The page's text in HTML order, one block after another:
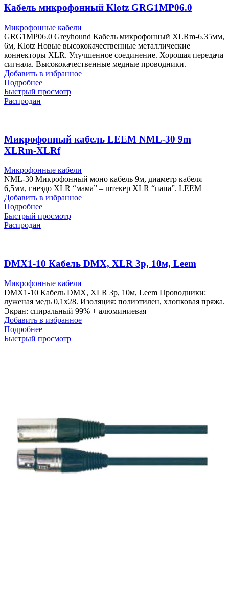
Кабель микрофонный Klotz GRG1MP06.0
Микрофонные кабели
GRG1MP06.0 Greyhound Кабель микрофонный XLRm-6.35мм,
6м, Klotz Новые высококачественные металлические
коннекторы XLR. Улучшенное соединение. Хорошая передача
сигнала. Высококачественные медные проводники.
Добавить в избранное
Подробнее
Быстрый просмотр
Распродан
Микрофонный кабель LEEM NML-30 9m
XLRm-XLRf
Микрофонные кабели
NML-30 Микрофонный моно кабель 9м, диаметр кабеля
6,5мм, гнездо XLR “мама” – штекер XLR “папа”. LEEM
Добавить в избранное
Подробнее
Быстрый просмотр
Распродан
DMX1-10 Кабель DMX, XLR 3p, 10м, Leem
Микрофонные кабели
DMX1-10 Кабель DMX, XLR 3p, 10м, Leem Проводники:
луженая медь 0,1х28. Изоляция: полиэтилен, хлопковая пряжа.
Экран: спиральный 99% + алюминиевая
Добавить в избранное
Подробнее
Быстрый просмотр